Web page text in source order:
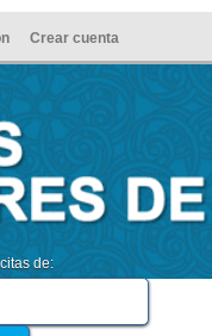
Crear cuenta
de: